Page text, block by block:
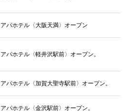
アパホテル〈大阪天満〉オープン
アパホテル〈軽井沢駅前〉オープン。
アパホテル〈加賀大聖寺駅前〉オープン。
アパホテル〈金沢駅前〉オープン。